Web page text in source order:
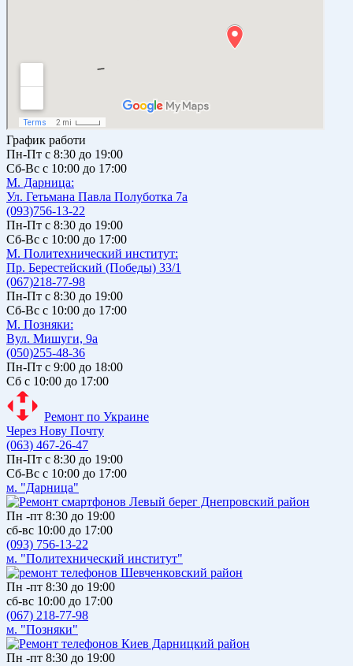
График работи
Пн-Пт с 8:30 до 19:00
Сб-Вс с 10:00 до 17:00
М. Дарницa:
Ул. Гетьмана Павла Полуботка 7а
(093)756-13-22
Пн-Пт с 8:30 до 19:00
Сб-Вс с 10:00 до 17:00
М. Политехнический институт:
Пр. Берестейский (Победы) 33/1
(067)218-77-98
Пн-Пт с 8:30 до 19:00
Сб-Вс с 10:00 до 17:00
М. Позняки:
Вул. Мишуги, 9а
(050)255-48-36
Пн-Пт с 9:00 до 18:00
Сб с 10:00 до 17:00
Ремонт по Украине
Через Нову Почту
(063) 467-26-47
Пн-Пт с 8:30 до 19:00
Сб-Вс с 10:00 до 17:00
м. "Дарница"
Пн -пт 8:30 до 19:00
сб-вс 10:00 до 17:00
(093) 756-13-22
м. "Политехнический институт"
Пн -пт 8:30 до 19:00
сб-вс 10:00 до 17:00
(067) 218-77-98
м. "Позняки"
Пн -пт 8:30 до 19:00